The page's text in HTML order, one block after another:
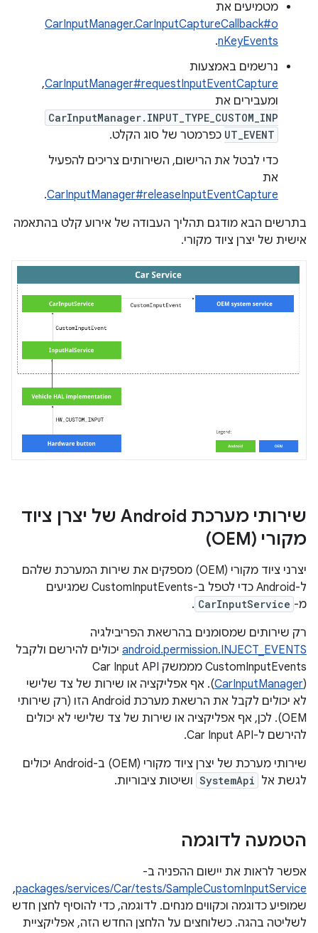
מטמיעים את
CarInputManager.CarInputCaptureCallback#o
nKeyEvents
.
נרשמים באמצעות
CarInputManager#requestInputEventCapture
,
ומעבירים את
CarInputManager.INPUT_TYPE_CUSTOM_INP
UT_EVENT כפרמטר של סוג הקלט.
כדי לבטל את הרישום, השירותים צריכים להפעיל
את
CarInputManager#releaseInputEventCapture
.
בתרשים הבא מודגם תהליך העבודה של אירוע קלט בהתאמה
אישית של יצרן ציוד מקורי.
שירותי מערכת Android של יצרן ציוד
מקורי (OEM)
יצרני ציוד מקורי (OEM) מספקים את שירות המערכת שלהם
ל-Android כדי לטפל ב-CustomInputEvents שמגיעים
מ- CarInputService
.
רק שירותים שמסומנים בהרשאת הפריבילגיה
android.permission.INJECT_EVENTS יכולים להירשם ולקבל
(
CarInputManager). אף אפליקציה או שירות של צד שלישי
לא יכולים לקבל את הרשאת מערכת Android הזו (רק שירותי
OEM). לכן, אף אפליקציה או שירות של צד שלישי לא יכולים
להירשם ל-Car Input API.
שירותי מערכת של יצרן ציוד מקורי (OEM) ב-Android יכולים
לגשת אל SystemApi ושיטות ציבוריות.
הטמעה לדוגמה
אפשר לראות את יישום ההפניה ב-
packages/services/Car/tests/SampleCustomInputService
,
שמופיע כדוגמה וכקווים מנחים. לדוגמה, כדי להוסיף לחצן חדש
לשליטה בהגה. כשלוחצים על הלחצן החדש הזה, אפליקציית